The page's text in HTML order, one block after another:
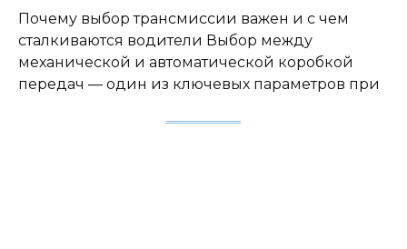
Почему выбор трансмиссии важен и с чем
сталкиваются водители Выбор между
механической и автоматической коробкой
передач — один из ключевых параметров при